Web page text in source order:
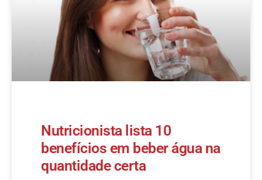
Nutricionista lista 10
benefícios em beber água na
quantidade certa